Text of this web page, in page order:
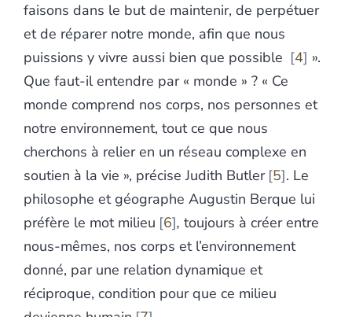
faisons dans le but de maintenir, de perpétuer
et de réparer notre monde, afin que nous
puissions y vivre aussi bien que possible
4 ».
Que faut-il entendre par « monde » ? « Ce
monde comprend nos corps, nos personnes et
notre environnement, tout ce que nous
cherchons à relier en un réseau complexe en
soutien à la vie », précise Judith Butler 5 . Le
philosophe et géographe Augustin Berque lui
préfère le mot milieu 6 , toujours à créer entre
nous-mêmes, nos corps et l’environnement
donné, par une relation dynamique et
réciproque, condition pour que ce milieu